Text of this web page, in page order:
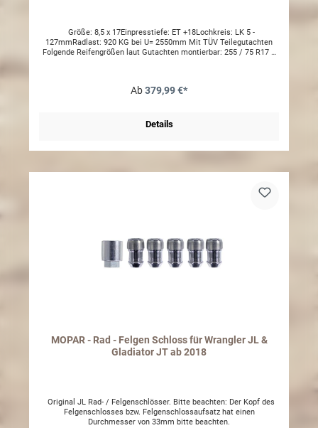
Größe: 8,5 x 17Einpresstiefe: ET +18Lochkreis: LK 5 -
127mmRadlast: 920 KG bei U= 2550mm Mit TÜV Teilegutachten
Folgende Reifengrößen laut Gutachten montierbar: 255 / 75 R17 –
Größen per Einzelabnahme möglich. Ohne Radmuttern
Ab379,99 €*
Details
MOPAR - Rad - Felgen Schloss für Wrangler JL &
Gladiator JT ab 2018
Original JL Rad- / Felgenschlösser. Bitte beachten: Der Kopf des
Felgenschlosses bzw. Felgenschlossaufsatz hat einen
Durchmesser von 33mm bitte beachten.